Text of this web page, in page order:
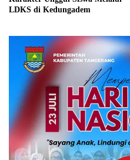
LDKS di Kedungadem